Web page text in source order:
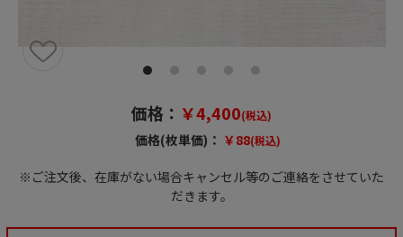
価格： ￥4,400(税込)
価格(枚単価)： ￥88(税込)
※ご注文後、在庫がない場合キャンセル等のご連絡をさせていた
だきます。